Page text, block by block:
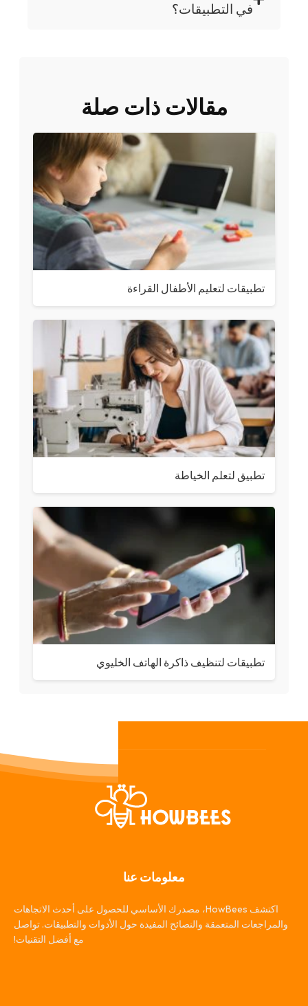
في التطبيقات؟
مقالات ذات صلة
تطبيقات لتعليم الأطفال القراءة
تطبيق لتعلم الخياطة
تطبيقات لتنظيف ذاكرة الهاتف الخليوي
معلومات عنا
اكتشف HowBees، مصدرك الأساسي للحصول على أحدث الاتجاهات
والمراجعات المتعمقة والنصائح المفيدة حول الأدوات والتطبيقات. تواصل
مع أفضل التقنيات!